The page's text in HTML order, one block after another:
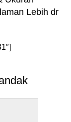
Lebih dr